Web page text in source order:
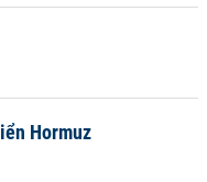
Hormuz